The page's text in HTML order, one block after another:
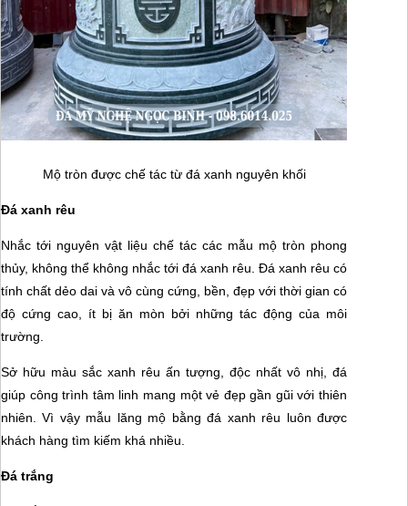
Mộ tròn được chế tác từ đá xanh nguyên khối
Đá xanh rêu
Nhắc tới nguyên vật liệu chế tác các mẫu mộ tròn phong
thủy, không thể không nhắc tới đá xanh rêu. Đá xanh rêu có
tính chất dẻo dai và vô cùng cứng, bền, đẹp với thời gian có
độ cứng cao, ít bị ăn mòn bởi những tác động của môi
trường.
Sở hữu màu sắc xanh rêu ấn tượng, độc nhất vô nhị, đá
giúp công trình tâm linh mang một vẻ đẹp gần gũi với thiên
nhiên. Vì vậy mẫu lăng mộ bằng đá xanh rêu luôn được
khách hàng tìm kiếm khá nhiều.
Đá trắng